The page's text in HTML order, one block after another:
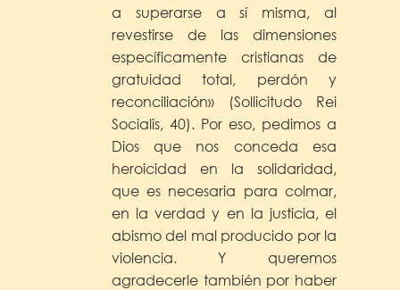
a superarse a sí misma, al
revestirse de las dimensiones
específicamente cristianas de
gratuidad total, perdón y
reconciliación» (Sollicitudo Rei
Socialis, 40). Por eso, pedimos a
Dios que nos conceda esa
heroicidad en la solidaridad,
que es necesaria para colmar,
en la verdad y en la justicia, el
abismo del mal producido por la
violencia. Y queremos
agradecerle también por haber